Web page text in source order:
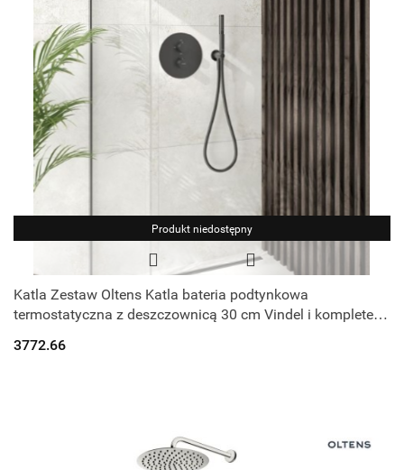
Produkt niedostępny
Katla Zestaw Oltens Katla bateria podtynkowa
termostatyczna z deszczownicą 30 cm Vindel i kompletem
3772.66